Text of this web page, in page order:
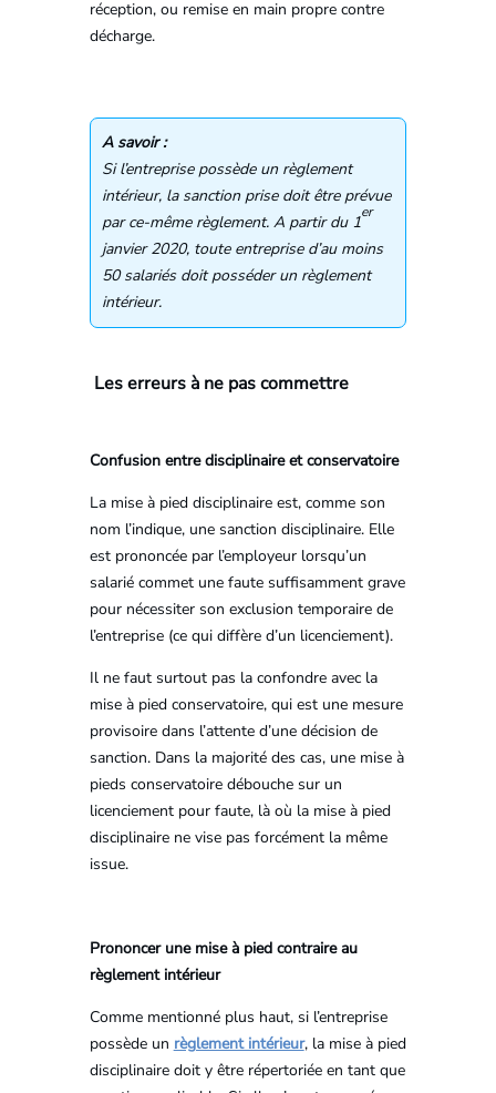
réception, ou remise en main propre contre
décharge.
A savoir :
Si l’entreprise possède un règlement
intérieur, la sanction prise doit être prévue
par ce-même règlement. A partir du 1er
janvier 2020, toute entreprise d’au moins
50 salariés doit posséder un règlement
intérieur.
Les erreurs à ne pas commettre
Confusion entre disciplinaire et conservatoire
La mise à pied disciplinaire est, comme son
nom l’indique, une sanction disciplinaire. Elle
est prononcée par l’employeur lorsqu’un
salarié commet une faute suffisamment grave
pour nécessiter son exclusion temporaire de
l’entreprise (ce qui diffère d’un licenciement).
Il ne faut surtout pas la confondre avec la
mise à pied conservatoire, qui est une mesure
provisoire dans l’attente d’une décision de
sanction. Dans la majorité des cas, une mise à
pieds conservatoire débouche sur un
licenciement pour faute, là où la mise à pied
disciplinaire ne vise pas forcément la même
issue.
Prononcer une mise à pied contraire au
règlement intérieur
Comme mentionné plus haut, si l’entreprise
possède un règlement intérieur, la mise à pied
disciplinaire doit y être répertoriée en tant que